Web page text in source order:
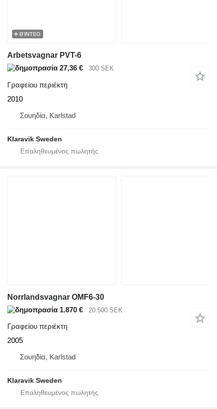
ΒΊΝΤΕΟ
Arbetsvagnar PVT-6
27,36 €
300 SEK
Γραφείου περιέκτη
2010
Σουηδία, Karlstad
Klaravik Sweden
Norrlandsvagnar OMF6-30
1.870 €
20.500 SEK
Γραφείου περιέκτη
2005
Σουηδία, Karlstad
Klaravik Sweden